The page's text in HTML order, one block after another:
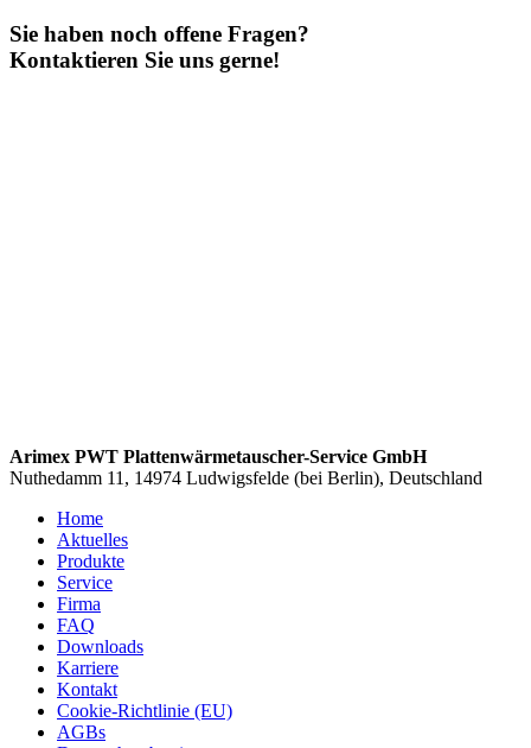
Sie haben noch offene Fragen?
Kontaktieren Sie uns gerne!
Arimex PWT Plattenwärmetauscher-Service GmbH
Nuthedamm 11, 14974 Ludwigsfelde (bei Berlin), Deutschland
Home
Aktuelles
Produkte
Service
Firma
FAQ
Downloads
Karriere
Kontakt
Cookie-Richtlinie (EU)
AGBs